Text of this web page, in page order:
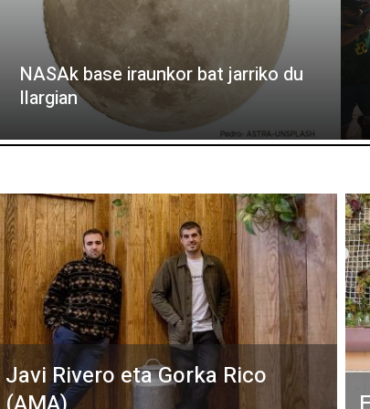
NASAk base iraunkor bat jarriko du
Ilargian
Javi Rivero eta Gorka Rico